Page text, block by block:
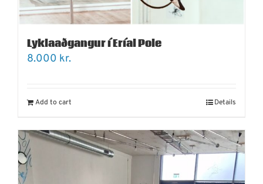
Lyklaaðgangur í Eríal Pole
8.000 kr.
Add to cart Details